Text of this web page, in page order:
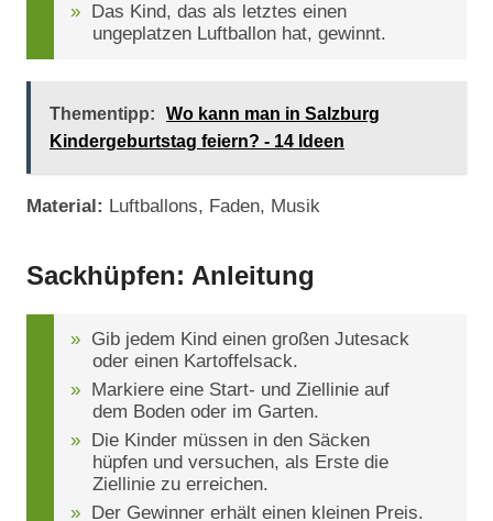
Das Kind, das als letztes einen
ungeplatzen Luftballon hat, gewinnt.
Thementipp:
Wo kann man in Salzburg
Kindergeburtstag feiern? - 14 Ideen
Material: Luftballons, Faden, Musik
Sackhüpfen: Anleitung
Gib jedem Kind einen großen Jutesack
oder einen Kartoffelsack.
Markiere eine Start- und Ziellinie auf
dem Boden oder im Garten.
Die Kinder müssen in den Säcken
hüpfen und versuchen, als Erste die
Ziellinie zu erreichen.
Der Gewinner erhält einen kleinen Preis.